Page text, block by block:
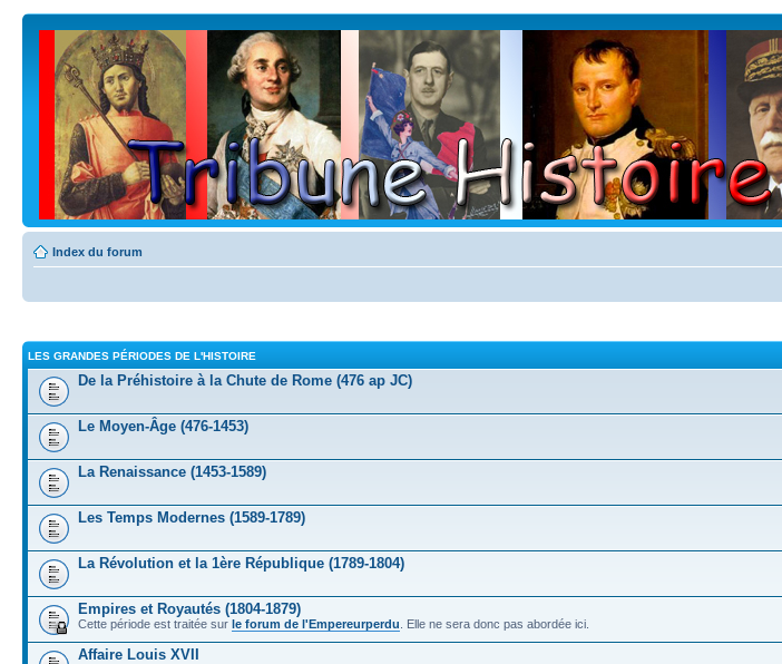
Index du forum
LES GRANDES PÉRIODES DE L'HISTOIRE
De la Préhistoire à la Chute de Rome (476 ap JC)
Le Moyen-Âge (476-1453)
La Renaissance (1453-1589)
Les Temps Modernes (1589-1789)
La Révolution et la 1ère République (1789-1804)
Empires et Royautés (1804-1879)
Cette période est traitée sur le forum de l'Empereurperdu . Elle ne sera donc pas abordée ici.
Affaire Louis XVII